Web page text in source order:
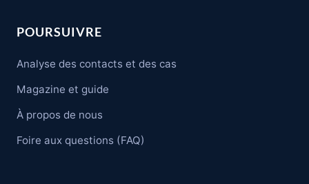
POURSUIVRE
Analyse des contacts et des cas
Magazine et guide
À propos de nous
Foire aux questions (FAQ)